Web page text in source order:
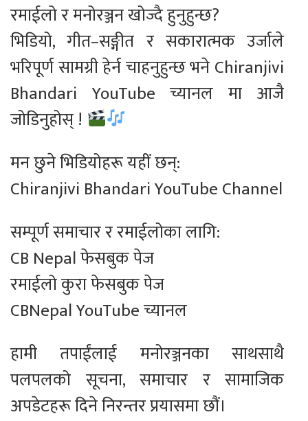
रमाईलो र मनोरञ्जन खोज्दै हुनुहुन्छ?
भिडियो, गीत–सङ्गीत र सकारात्मक उर्जाले
भरिपूर्ण सामग्री हेर्न चाहनुहुन्छ भने Chiranjivi
Bhandari YouTube च्यानल मा आजै
जोडिनुहोस् !
मन छुने भिडियोहरू यहीं छन्:
Chiranjivi Bhandari YouTube Channel
सम्पूर्ण समाचार र रमाईलोका लागि:
CB Nepal फेसबुक पेज
रमाईलो कुरा फेसबुक पेज
CBNepal YouTube च्यानल
हामी तपाईंलाई मनोरञ्जनका साथसाथै
पलपलको सूचना, समाचार र सामाजिक
अपडेटहरू दिने निरन्तर प्रयासमा छौं।